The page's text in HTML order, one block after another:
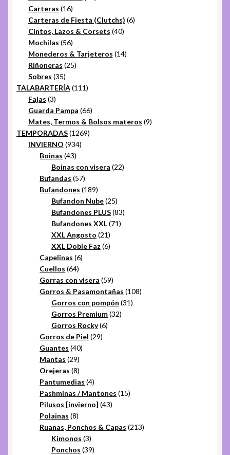
Carteras 1616
productos
Carteras de Fiesta (Clutchs) 66
Cintos, Lazos & Corsets 4040
Mochilas 5656
productos
Monederos & Tarjeteros 1414
Riñoneras 2525
Sobres 3535
productos
TALABARTERÍA 111111
Fajas 33
productos
Guarda Pampa 6666
productos
Mates, Termos & Bolsos materos 99
TEMPORADAS 12691269
INVIERNO 934934
Boinas 4343
productos
Boinas con visera 2222
Bufandas 5757
productos
Bufandones 189189
productos
Bufandon Nube 2525
productos
Bufandones PLUS 8383
Bufandones XXL 7171
XXL Angosto 2121
productos
XXL Doble Faz 66
Capelinas 66
Cuellos 6464
productos
Gorras con visera 5959
productos
Gorros & Pasamontañas 108108
Gorros con pompón 3131
Gorros Premium 3232
Gorros Rocky 66
Gorros de Piel 2929
Guantes 4040
Mantas 2929
productos
Orejeras 88
productos
Pantumedias 44
productos
Pashminas / Mantones 1515
Pilusos [invierno] 4343
Polainas 88
productos
Ruanas, Ponchos & Capas 213213
Kimonos 33
productos
Ponchos 3939